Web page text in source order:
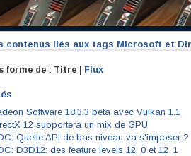
contenus liés aux tags Microsoft et
forme de : Titre | Flux
Software 18.3.3 beta avec Vulkan 1.1
12 supportera un mix de GPU
Quelle API de bas niveau va s'imposer ?
D3D12: des feature levels 12_0 et 12_1